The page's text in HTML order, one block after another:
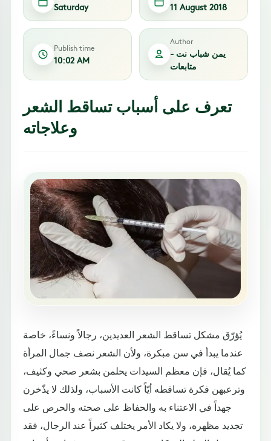
Saturday 11 August 2018
Publish time
10:02 AM
Author
يمن شباب نت -
متابعات
تعرف على أسباب تساقط الشعر
وعلاجاته
يُؤرّق مشكل تساقط الشعر العديدين، رجالاً ونساءً، خاصة
عندما يبدأ في سن مبكرة، ولأن الشعر نصف جمال المرأة
كما يُقال، فإن معظم السيدات يحلمن بشعر صحي وكثيف،
وترعبهن فكرة تساقطه أيّاً كانت الأسباب، ولذلك لا يذّخرن
جهداً في الاعتناء به والحفاظ على صحته والحرص على
تجديد مظهره، ولا يكاد الأمر يختلف كثيراً عند الرجال، فقد